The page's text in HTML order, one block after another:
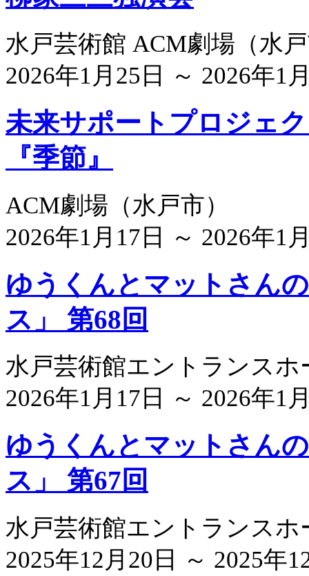
水戸芸術館 ACM劇場 （水
2026年1月25日 ～ 2026年1
未来サポートプロジェ
『季節』
ACM劇場 （水戸市）
2026年1月17日 ～ 2026年1
ゆうくんとマットさん
ス」 第68回
水戸芸術館エントランス
2026年1月17日 ～ 2026年1
ゆうくんとマットさん
ス」 第67回
水戸芸術館エントランス
2025年12月20日 ～ 2025年